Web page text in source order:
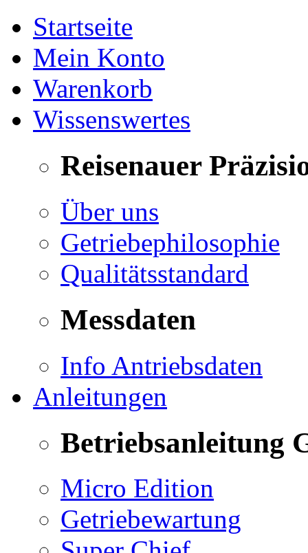
Startseite
Mein Konto
Warenkorb
Wissenswertes
Reisenauer
Über uns
Getriebephilosophie
Qualitätsstandard
Messdaten
Info Antriebsdaten
Anleitungen
Betriebsanleitung
Micro Edition
Getriebewartung